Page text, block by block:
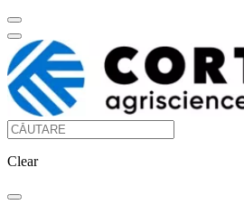
Clear